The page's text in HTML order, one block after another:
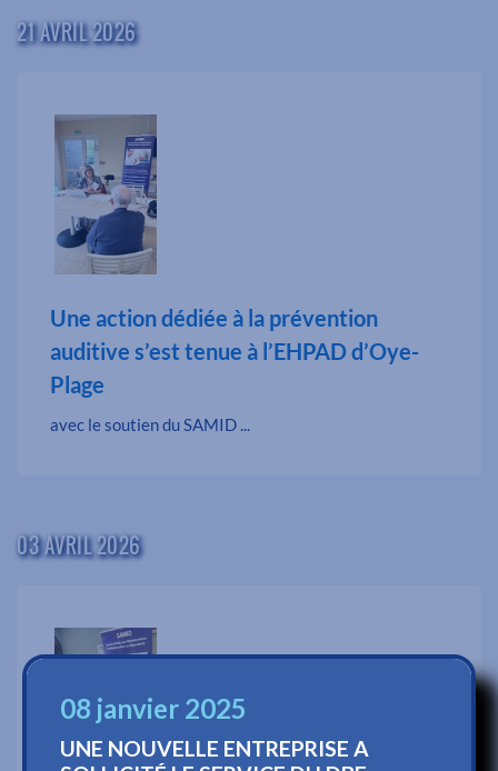
21 AVRIL 2026
Une action dédiée à la prévention
auditive s’est tenue à l’EHPAD d’Oye-
Plage
avec le soutien du SAMID ...
03 AVRIL 2026